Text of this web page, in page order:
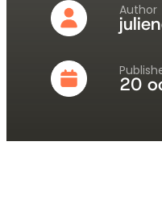
Author
20